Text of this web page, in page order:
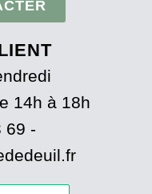
14h à 18h
69 -